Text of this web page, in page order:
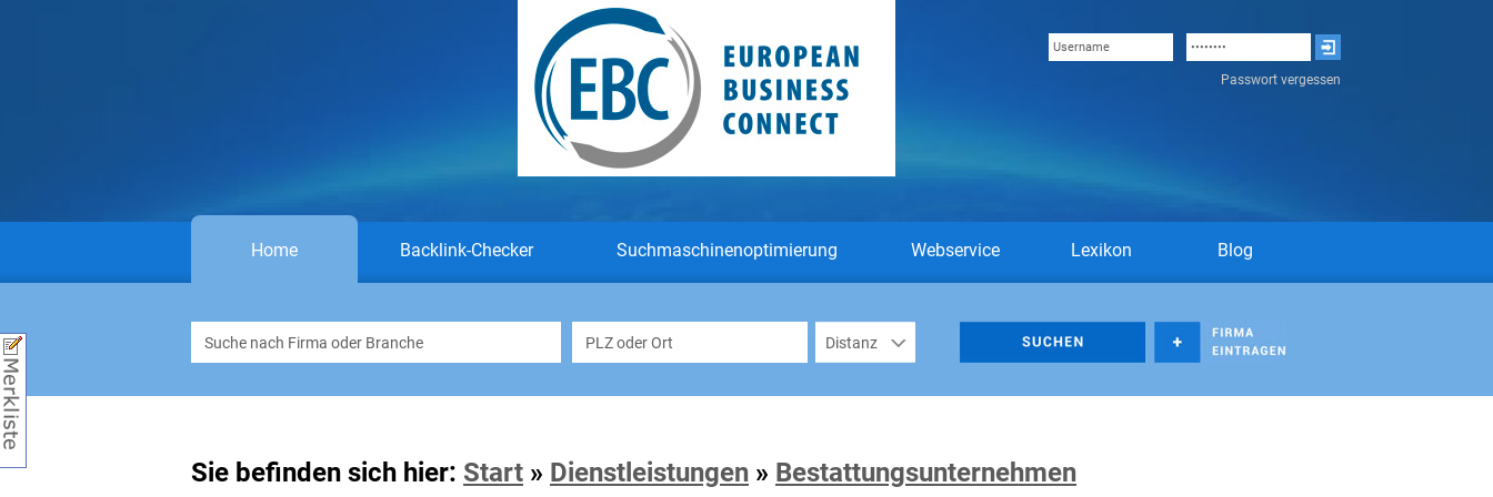
Passwort vergessen
Home Backlink-Checker Suchmaschinenoptimierung Webservice Lexikon Blog
Sie befinden sich hier: Start » Dienstleistungen » Bestattungsunternehmen